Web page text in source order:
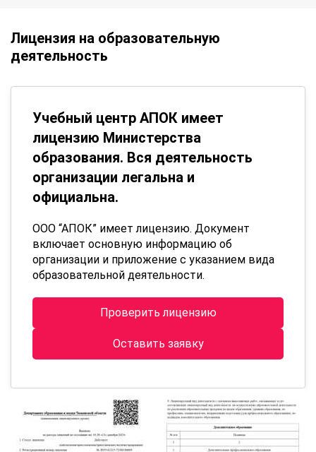
Лицензия на образовательную
деятельность
Учебный центр АПОК имеет
лицензию Министерства
образования. Вся деятельность
организации легальна и
официальна.
ООО “АПОК” имеет лицензию. Документ
включает основную информацию об
организации и приложение с указанием вида
образовательной деятельности.
Проверить лицензию
Оставить заявку